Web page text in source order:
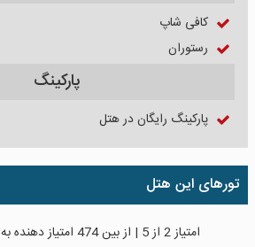
کافی شاپ
رستوران
پارکینگ
پارکینگ رایگان در هتل
تورهای این هتل
امتیاز2 از5 | از بین474 امتیاز دهنده به